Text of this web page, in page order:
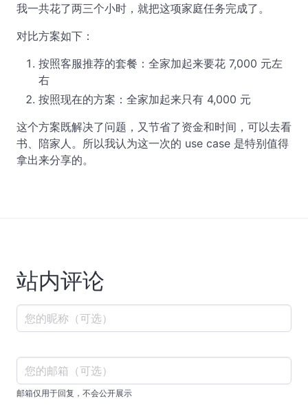
我一共花了两三个小时，就把这项家庭任务完成了。
对比方案如下：
按照客服推荐的套餐：全家加起来要花 7,000 元左
右
按照现在的方案：全家加起来只有 4,000 元
这个方案既解决了问题，又节省了资金和时间，可以去看
书、陪家人。所以我认为这一次的 use case 是特别值得
拿出来分享的。
站内评论
邮箱仅用于回复，不会公开展示